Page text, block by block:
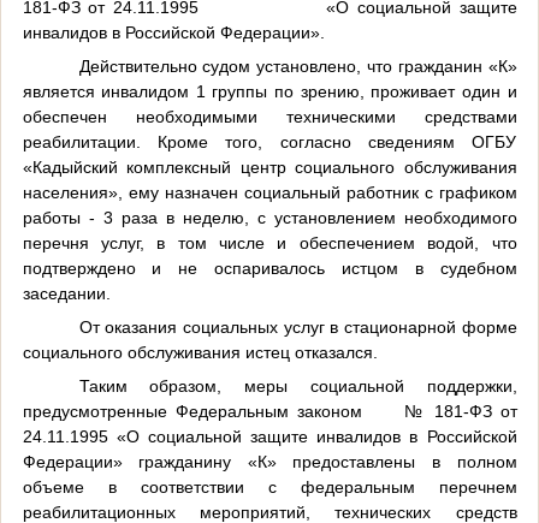
181-ФЗ от 24.11.1995
«О социальной защите
инвалидов в Российской Федерации».
Действительно судом установлено, что гражданин «К»
является инвалидом 1 группы по зрению, проживает один и
обеспечен необходимыми техническими средствами
реабилитации. Кроме того, согласно сведениям ОГБУ
«Кадыйский комплексный центр социального обслуживания
населения», ему назначен социальный работник с графиком
работы - 3 раза в неделю, с установлением необходимого
перечня услуг, в том числе и обеспечением водой, что
подтверждено и не оспаривалось истцом в судебном
заседании.
От оказания социальных услуг в стационарной форме
социального обслуживания истец отказался.
Таким образом, меры социальной поддержки,
предусмотренные Федеральным законом
№ 181-ФЗ от
24.11.1995 «О социальной защите инвалидов в Российской
Федерации» гражданину «К» предоставлены в полном
объеме в соответствии с федеральным перечнем
реабилитационных мероприятий, технических средств